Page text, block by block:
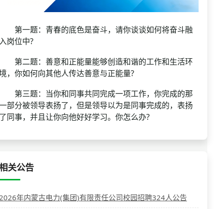
一题：青春的底色是奋斗，请你谈谈如何将奋斗融
岗位中?
二题：善意和正能量能够创造和谐的工作和生活环
，你如何向其他人传达善意与正能量?
三题：当你和同事共同完成一项工作，你完成的那
部分被领导表扬了，但是领导以为是同事完成的，表扬
同事，并且让你向他好好学习。你怎么办?
关公告
年内蒙古电力(集团)有限责任公司校园招聘324人公告